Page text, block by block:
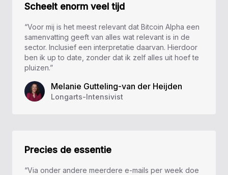
Scheelt enorm veel tijd
“Voor mij is het meest relevant dat Bitcoin Alpha een
samenvatting geeft van alles wat relevant is in de
sector. Inclusief een interpretatie daarvan. Hierdoor
ben ik up to date, zonder dat ik zelf alles uit hoef te
pluizen.”
Melanie Gutteling-van der Heijden
Longarts-Intensivist
Precies de essentie
“Via onder andere meerdere e-mails per week doe